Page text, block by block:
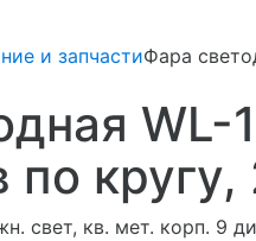
и запчастиФара
WL-
по